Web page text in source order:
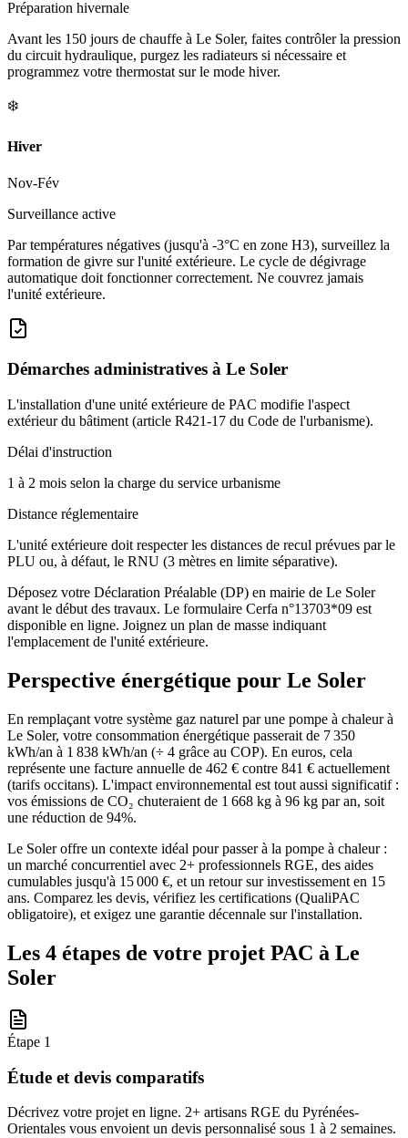
Préparation hivernale
Avant les 150 jours de chauffe à Le Soler, faites contrôler la pression
du circuit hydraulique, purgez les radiateurs si nécessaire et
programmez votre thermostat sur le mode hiver.
❄️
Hiver
Nov-Fév
Surveillance active
Par températures négatives (jusqu'à -3°C en zone H3), surveillez la
formation de givre sur l'unité extérieure. Le cycle de dégivrage
automatique doit fonctionner correctement. Ne couvrez jamais
l'unité extérieure.
Démarches administratives à Le Soler
L'installation d'une unité extérieure de PAC modifie l'aspect
extérieur du bâtiment (article R421-17 du Code de l'urbanisme).
Délai d'instruction
1 à 2 mois selon la charge du service urbanisme
Distance réglementaire
L'unité extérieure doit respecter les distances de recul prévues par le
PLU ou, à défaut, le RNU (3 mètres en limite séparative).
Déposez votre Déclaration Préalable (DP) en mairie de Le Soler
avant le début des travaux. Le formulaire Cerfa n°13703*09 est
disponible en ligne. Joignez un plan de masse indiquant
l'emplacement de l'unité extérieure.
Perspective énergétique pour Le Soler
En remplaçant votre système gaz naturel par une pompe à chaleur à
Le Soler, votre consommation énergétique passerait de 7 350
kWh/an à 1 838 kWh/an (÷ 4 grâce au COP). En euros, cela
représente une facture annuelle de 462 € contre 841 € actuellement
(tarifs occitans). L'impact environnemental est tout aussi significatif :
vos émissions de CO₂ chuteraient de 1 668 kg à 96 kg par an, soit
une réduction de 94%.
Le Soler offre un contexte idéal pour passer à la pompe à chaleur :
un marché concurrentiel avec 2+ professionnels RGE, des aides
cumulables jusqu'à 15 000 €, et un retour sur investissement en 15
ans. Comparez les devis, vérifiez les certifications (QualiPAC
obligatoire), et exigez une garantie décennale sur l'installation.
Les 4 étapes de votre projet PAC à Le
Soler
Étape 1
Étude et devis comparatifs
Décrivez votre projet en ligne. 2+ artisans RGE du Pyrénées-
Orientales vous envoient un devis personnalisé sous 1 à 2 semaines.